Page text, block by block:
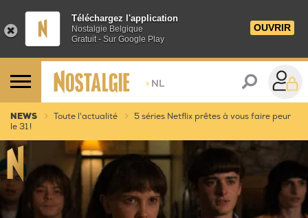
Téléchargez l'application
Nostalgie Belgique
Gratuit - Sur Google Play
OUVRIR
> NL
NEWS Toute l'actualité
5 séries Netflix prêtes à vous faire peur
le 31 !